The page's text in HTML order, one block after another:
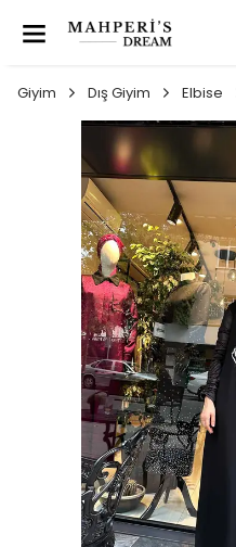
Giyim Dış Giyim Elbise